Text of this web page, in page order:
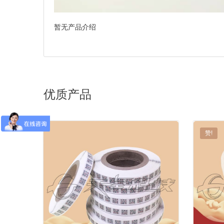
暂无产品介绍
优质产品
科技